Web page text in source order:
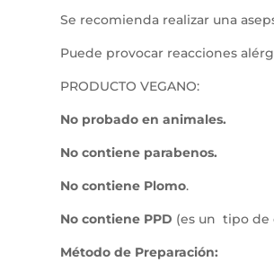
Se recomienda realizar una
Puede provocar reacciones
PRODUCTO VEGANO:
No probado en animales.
No contiene parabenos.
No contiene Plomo.
No contiene PPD (es un tipo de
Método de Preparación: